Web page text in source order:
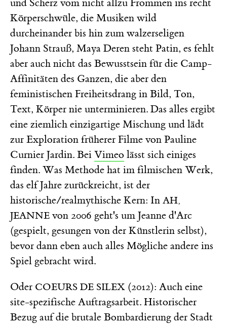
und Scherz vom nicht allzu Frommen ins recht
Körperschwüle, die Musiken wild
durcheinander bis hin zum walzerseligen
Johann Strauß, Maya Deren steht Patin, es fehlt
aber auch nicht das Bewusstsein für die Camp-
Affinitäten des Ganzen, die aber den
feministischen Freiheitsdrang in Bild, Ton,
Text, Körper nie unterminieren. Das alles ergibt
eine ziemlich einzigartige Mischung und lädt
zur Exploration früherer Filme von Pauline
Curnier Jardin. Bei Vimeo lässt sich einiges
finden. Was Methode hat im filmischen Werk,
das elf Jahre zurückreicht, ist der
historische/realmythische Kern: In AH,
JEANNE von 2006 geht's um Jeanne d'Arc
(gespielt, gesungen von der Künstlerin selbst),
bevor dann eben auch alles Mögliche andere ins
Spiel gebracht wird.
Oder COEURS DE SILEX (2012): Auch eine
site-spezifische Auftragsarbeit. Historischer
Bezug auf die brutale Bombardierung der Stadt